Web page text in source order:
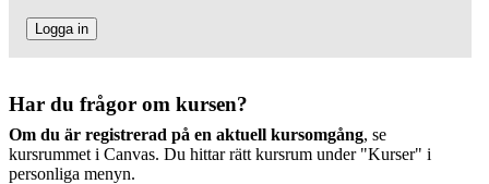
Logga in
Har du frågor om kursen?
Om du är registrerad på en aktuell kursomgång, se
kursrummet i Canvas. Du hittar rätt kursrum under "Kurser" i
personliga menyn.